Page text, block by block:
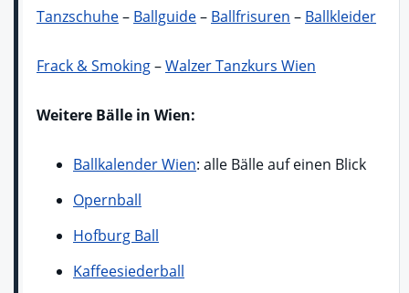
Tanzschuhe– Ballguide– Ballfrisuren – Ballkleider
Frack & Smoking–Walzer Tanzkurs Wien
Weitere Bälle in Wien:
Ballkalender Wien: alle Bälle auf einen Blick
Opernball
Hofburg Ball
Kaffeesiederball